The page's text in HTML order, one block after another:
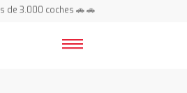
de 3.000 coches 🚗 🚗